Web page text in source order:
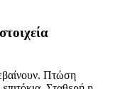
Πτώση